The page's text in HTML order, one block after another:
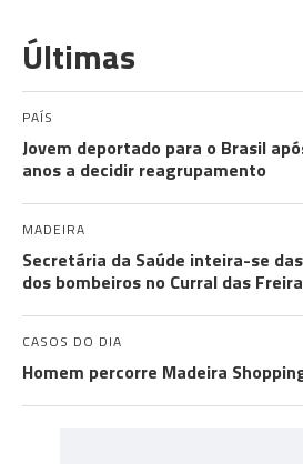
Últimas
PAÍS
Jovem deportado para o Brasil
anos a decidir reagrupamento
MADEIRA
Secretária da Saúde inteira-se
dos bombeiros no Curral das
CASOS DO DIA
Homem percorre Madeira